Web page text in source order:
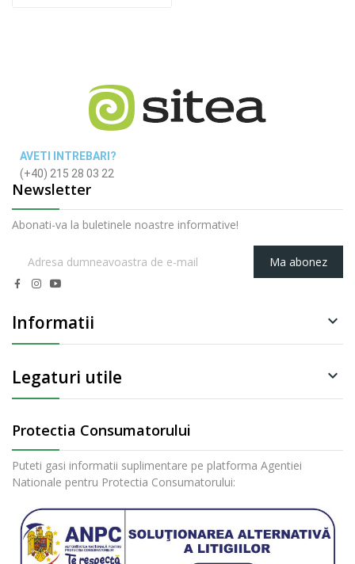
AVETI INTREBARI?
(+40) 215 28 03 22
Newsletter
Abonati-va la buletinele noastre informative!
Ma abonez
Informatii 
Legaturi utile 
Protectia Consumatorului
Puteti gasi informatii suplimentare pe platforma Agentiei
Nationale pentru Protectia Consumatorului: